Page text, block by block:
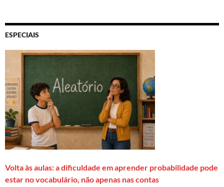
ESPECIAIS
Volta às aulas: a dificuldade em aprender probabilidade pode
estar no vocabulário, não apenas nas contas